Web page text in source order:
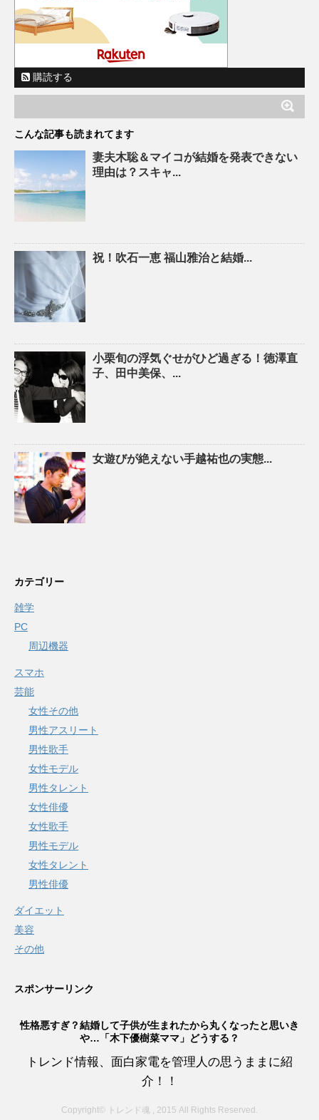
購読する
こんな記事も読まれてます
妻夫木聡＆マイコが結婚を発表できない
理由は？スキャ...
祝！吹石一恵 福山雅治と結婚...
小栗旬の浮気ぐせがひど過ぎる！徳澤直
子、田中美保、...
女遊びが絶えない手越祐也の実態...
カテゴリー
雑学
PC
周辺機器
スマホ
芸能
女性その他
男性アスリート
男性歌手
女性モデル
男性タレント
女性俳優
女性歌手
男性モデル
女性タレント
男性俳優
ダイエット
美容
その他
スポンサーリンク
性格悪すぎ？結婚して子供が生まれたから丸くなったと思いき
や…「木下優樹菜ママ」どうする？
トレンド情報、面白家電を管理人の思うままに紹
介！！
Copyright© トレンド魂 , 2015 All Rights Reserved.